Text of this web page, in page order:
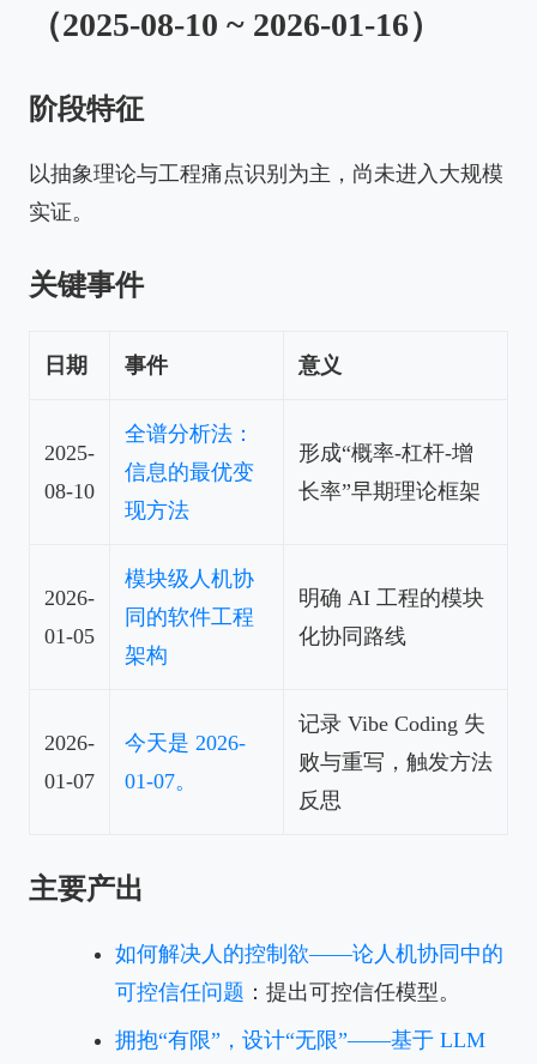
（2025-08-10 ~ 2026-01-16）
阶段特征
以抽象理论与工程痛点识别为主，尚未进入大规模
实证。
关键事件
日期 事件 意义
2025-
08-10
全谱分析法：
信息的最优变
现方法
形成“概率-杠杆-增
长率”早期理论框架
2026-
01-05
模块级人机协
同的软件工程
架构
明确 AI 工程的模块
化协同路线
2026-
01-07
今天是 2026-
01-07。
记录 Vibe Coding 失
败与重写，触发方法
反思
主要产出
如何解决人的控制欲——论人机协同中的
可控信任问题 ：提出可控信任模型。
拥抱“有限”，设计“无限”——基于 LLM